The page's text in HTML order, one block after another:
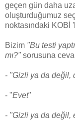
geçen gün daha
oluşturduğumuz
noktasındaki KOBİ
Bizim "Bu testi
mı?" sorusuna
- "Gizli ya da değil,
- "Evet"
- "Gizli ya da değil,